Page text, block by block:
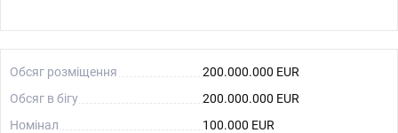
Обсяг розміщення
200.000.000 EUR
Обсяг в бігу
200.000.000 EUR
Номінал
100.000 EUR